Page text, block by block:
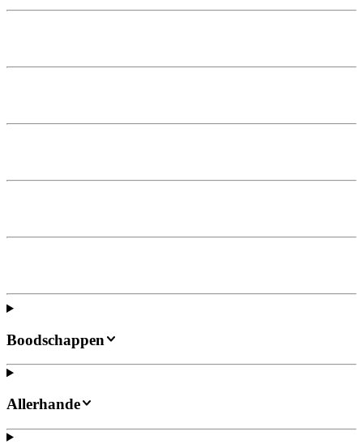
Boodschappen
Allerhande